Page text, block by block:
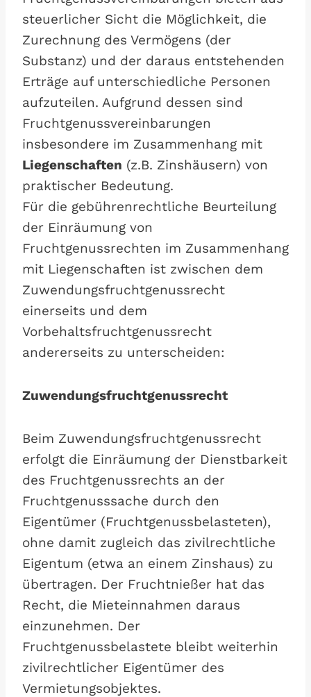
steuerlicher Sicht die Möglichkeit, die
Zurechnung des Vermögens (der
Substanz) und der daraus entstehenden
Erträge auf unterschiedliche Personen
aufzuteilen. Aufgrund dessen sind
Fruchtgenussvereinbarungen
insbesondere im Zusammenhang mit
Liegenschaften (z.B. Zinshäusern) von
praktischer Bedeutung.
Für die gebührenrechtliche Beurteilung
der Einräumung von
Fruchtgenussrechten im Zusammenhang
mit Liegenschaften ist zwischen dem
Zuwendungsfruchtgenussrecht
einerseits und dem
Vorbehaltsfruchtgenussrecht
andererseits zu unterscheiden:
Zuwendungsfruchtgenussrecht
Beim Zuwendungsfruchtgenussrecht
erfolgt die Einräumung der Dienstbarkeit
des Fruchtgenussrechts an der
Fruchtgenusssache durch den
Eigentümer (Fruchtgenussbelasteten),
ohne damit zugleich das zivilrechtliche
Eigentum (etwa an einem Zinshaus) zu
übertragen. Der Fruchtnießer hat das
Recht, die Mieteinnahmen daraus
einzunehmen. Der
Fruchtgenussbelastete bleibt weiterhin
zivilrechtlicher Eigentümer des
Vermietungsobjektes.